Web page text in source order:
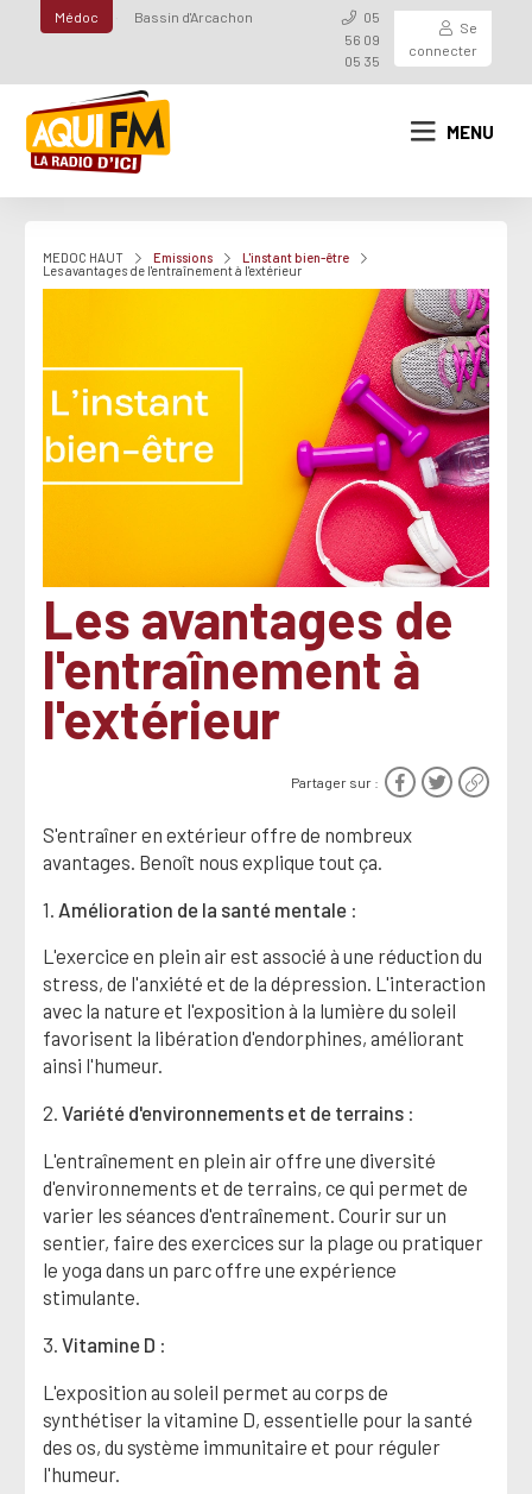
Médoc Bassin d'Arcachon
05
56 09
05 35
Se
connecter
MENU
MEDOC HAUT Emissions
L'instant bien-être
Les avantages de l'entraînement à l'extérieur
Les avantages de
l'entraînement à
l'extérieur
Partager sur :
S'entraîner en extérieur offre de nombreux
avantages. Benoît nous explique tout ça.
1. Amélioration de la santé mentale:
L'exercice en plein air est associé à une réduction du
stress, de l'anxiété et de la dépression. L'interaction
avec la nature et l'exposition à la lumière du soleil
favorisent la libération d'endorphines, améliorant
ainsi l'humeur.
2. Variété d'environnements et de terrains:
L'entraînement en plein air offre une diversité
d'environnements et de terrains, ce qui permet de
varier les séances d'entraînement. Courir sur un
sentier, faire des exercices sur la plage ou pratiquer
le yoga dans un parc offre une expérience
stimulante.
3. Vitamine D :
L'exposition au soleil permet au corps de
synthétiser la vitamine D, essentielle pour la santé
des os, du système immunitaire et pour réguler
l'humeur.